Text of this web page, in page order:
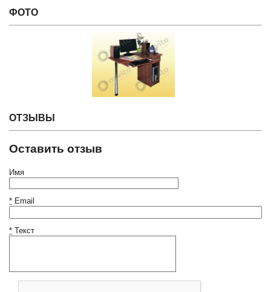
ФОТО
ОТЗЫВЫ
Оставить отзыв
Имя
* Email
* Текст